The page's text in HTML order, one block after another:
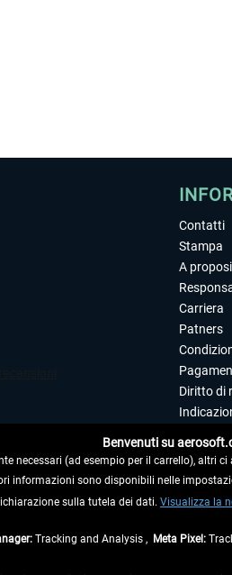
CONTRATTO
Contatti
Stampa
A
Carriera
Patners
Diritto di
Editoriale
ed
Benvenuti su
necessari (ad esempio per il carrello), altri
informazioni sono disponibili nelle
sulla tutela dei dati. Visualizza la
Tracking and Analysis , Meta Pixel: